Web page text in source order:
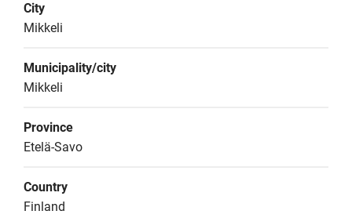
City
Mikkeli
Municipality/city
Mikkeli
Province
Etelä-Savo
Country
Finland